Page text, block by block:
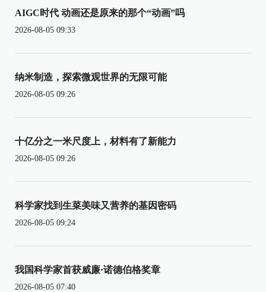
AIGC时代 动画还是原来的那个“动画”吗
2026-08-05 09:33
纳米制造，探索微观世界的无限可能
2026-08-05 09:26
十亿分之一米尺度上，材料有了新能力
2026-08-05 09:26
科学家找到生菜美味又营养的基因密码
2026-08-05 09:24
我国科学家首获威廉·诺德伯格奖章
2026-08-05 07:40